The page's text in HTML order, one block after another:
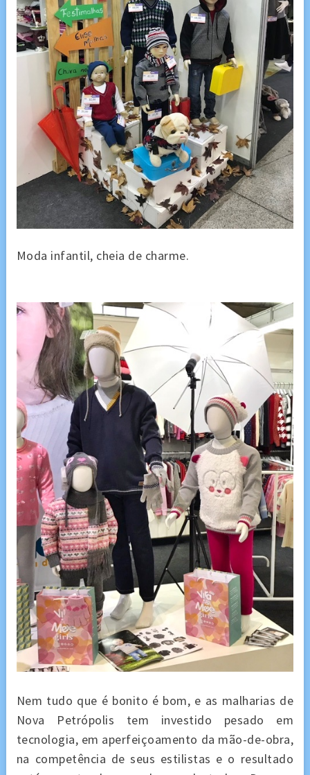
Moda infantil, cheia de charme.
Nem tudo que é bonito é bom, e as malharias de
Nova Petrópolis tem investido pesado em
tecnologia, em aperfeiçoamento da mão-de-obra,
na competência de seus estilistas e o resultado